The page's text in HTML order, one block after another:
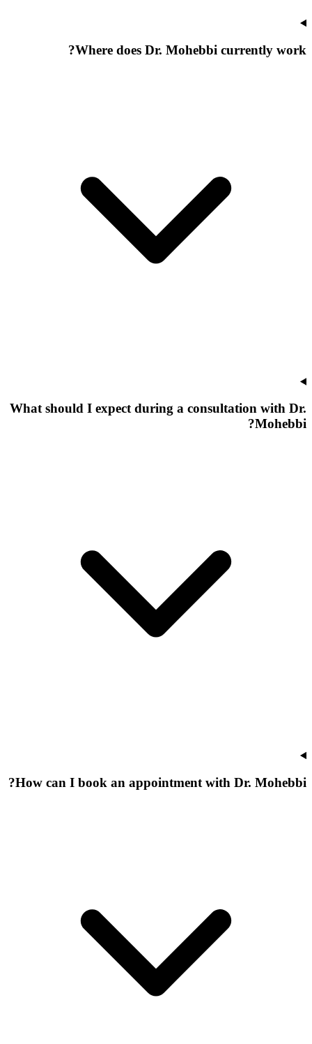
Where does Dr. Mohebbi currently work?
What should I expect during a consultation with Dr.
Mohebbi?
How can I book an appointment with Dr. Mohebbi?